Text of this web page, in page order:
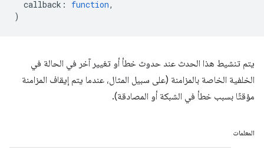
callback : function,
)
يتم تنشيط هذا الحدث عند حدوث خطأ أو تغيير آخر في الحالة في
الخلفية الخاصة بالمزامنة (على سبيل المثال، عندما يتم إيقاف المزامنة
مؤقتًا بسبب خطأ في الشبكة أو المصادقة).
المعلمات